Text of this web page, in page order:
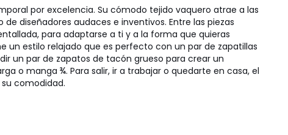
por excelencia. Su cómodo tejido vaquero atrae a las
diseñadores audaces e inventivos. Entre las piezas
para adaptarse a ti y a la forma que quieras
un estilo relajado que es perfecto con un par de zapatillas
un par de zapatos de tacón grueso para crear un
o manga ¾. Para salir, ir a trabajar o quedarte en casa, el
comodidad.